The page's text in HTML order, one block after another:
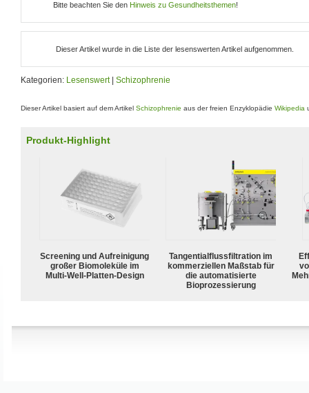
Bitte beachten Sie den Hinweis zu Gesundheitsthemen!
Dieser Artikel wurde in die Liste der lesenswerten Artikel aufgenommen.
Kategorien: Lesenswert| Schizophrenie
Dieser Artikel basiert auf dem Artikel Schizophrenie aus der freien Enzyklopädie Wikipedia
Produkt-Highlight
Screening und Aufreinigung
großer Biomoleküle im
Multi-Well-Platten-Design
Tangentialflussfiltration im
kommerziellen Maßstab für
die automatisierte
Bioprozessierung